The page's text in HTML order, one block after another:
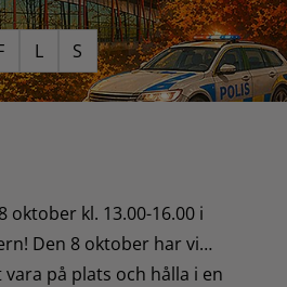
L S
oktober kl. 13.00-16.00 i
Den 8 oktober har vi
på plats och hålla i en